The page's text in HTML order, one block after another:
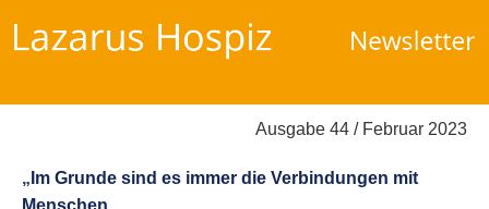
Ausgabe 44 / Februar 2023
„ Im Grunde sind es immer die Verbindungen mit
Menschen,